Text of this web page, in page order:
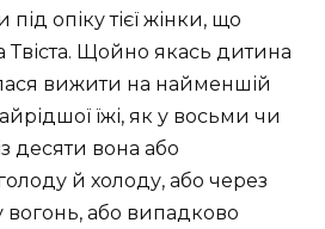
під опіку тієї жінки, що
Твіста. Щойно якась дитина
вижити на найменшій
їжі, як у восьми чи
десяти вона або
й холоду, або через
вогонь, або випадково